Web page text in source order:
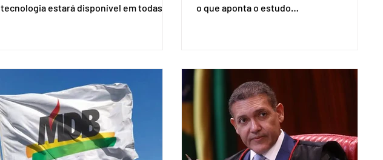
tecnologia estará disponível em todas as
Se o título estiver regular, o eleitor pode
votar mesmo sem ter realizado esse
cadastro. Neste caso, será exigido o
documento de identificação para acesso
à urna eletrônica. Se a urna eletrônica
não reconh
o que aponta o estudo
Empresas (Sebrae), realizado a partir de
dados do Instituto Brasileiro de
Geografia e Estatística (IBGE). O estudo
do Sebrae mostra que, no quarto
trimestre de 2025, os empreendedores
60+ formalizados atingiram o maior